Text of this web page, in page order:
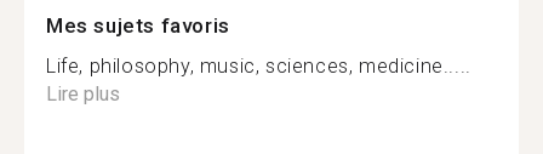
Mes sujets favoris
Life, philosophy, music, sciences, medicine.....
Lire plus